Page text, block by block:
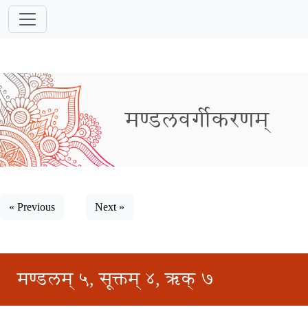
मण्डलवर्गीकरणम्
« Previous Next »
मण्डलम् ५, सूक्तम् ४, ऋक् ७